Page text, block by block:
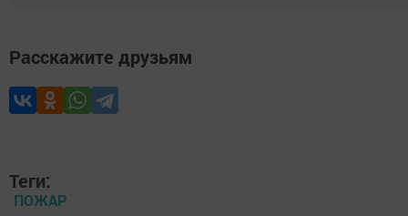
Расскажите друзьям
Теги:
ПОЖАР